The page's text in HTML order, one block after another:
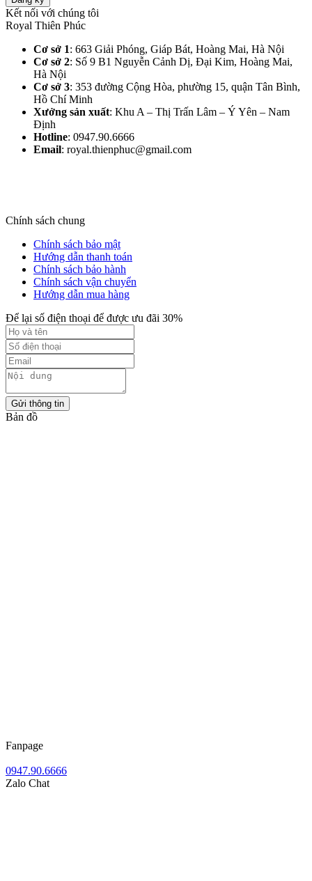
Kết nối với chúng tôi
Royal Thiên Phúc
Cơ sở 1: 663 Giải Phóng, Giáp Bát, Hoàng Mai, Hà Nội​
Cơ sở 2: Số 9 B1 Nguyễn Cảnh Dị, Đại Kim, Hoàng Mai,
Hà Nội​
Cơ sở 3: 353 đường Cộng Hòa, phường 15, quận Tân Bình,
Hồ Chí Minh
Xưởng sản xuất: Khu A – Thị Trấn Lâm – Ý Yên – Nam
Định​
Hotline: 0947.90.6666
Email: royal.thienphuc@gmail.com
Chính sách chung
Chính sách bảo mật
Hướng dẫn thanh toán
Chính sách bảo hành
Chính sách vận chuyển
Hướng dẫn mua hàng
Để lại số điện thoại để được ưu đãi 30%
Gửi thông tin
Bản đồ
Fanpage
0947.90.6666
Zalo Chat